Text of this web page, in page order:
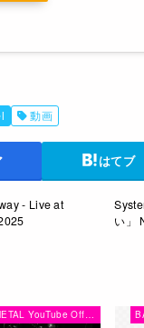
動画
はてブ
- Live at
い」